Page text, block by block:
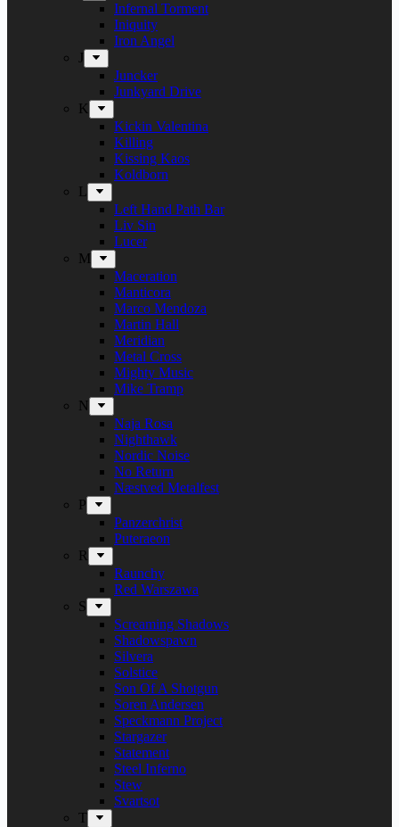
Infernal Torment
Iniquity
Iron Angel
J
Juncker
Junkyard Drive
K
Kickin Valentina
Killing
Kissing Kaos
Koldborn
L
Left Hand Path Bar
Liv Sin
Lucer
M
Maceration
Manticora
Marco Mendoza
Martin Hall
Meridian
Metal Cross
Mighty Music
Mike Tramp
N
Naja Rosa
Nighthawk
Nordic Noise
No Return
Næstved Metalfest
P
Panzerchrist
Puteraeon
R
Raunchy
Red Warszawa
S
Screaming Shadows
Shadowspawn
Silvera
Solstice
Son Of A Shotgun
Soren Andersen
Speckmann Project
Stargazer
Statement
Steel Inferno
Stew
Svartsot
T